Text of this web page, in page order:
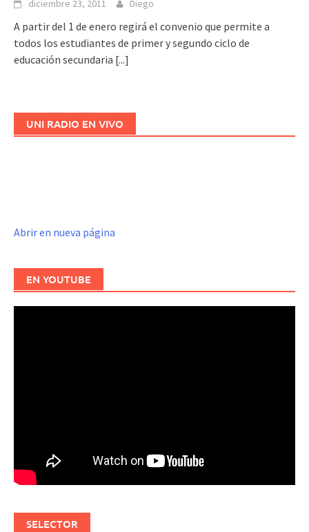
diciembre 23, 2011 Diego
A partir del 1 de enero regirá el convenio que permite a
todos los estudiantes de primer y segundo ciclo de
educación secundaria [...]
UNI RADIO EN VIVO
Abrir en nueva página
EN YOUTUBE
SELECTOR